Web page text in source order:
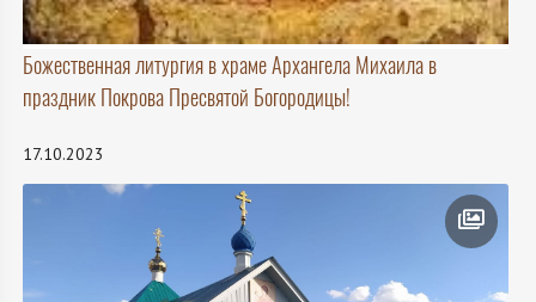
Божественная литургия в храме Архангела Михаила в
праздник Покрова Пресвятой Богородицы!
17.10.2023